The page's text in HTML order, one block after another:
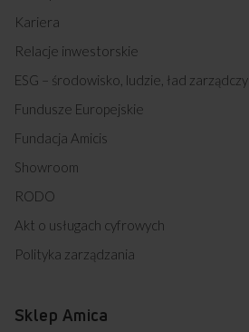
Kariera
Relacje inwestorskie
ESG – środowisko, ludzie, ład zarządczy
Fundusze Europejskie
Fundacja Amicis
Showroom
RODO
Akt o usługach cyfrowych
Polityka zarządzania
Sklep Amica